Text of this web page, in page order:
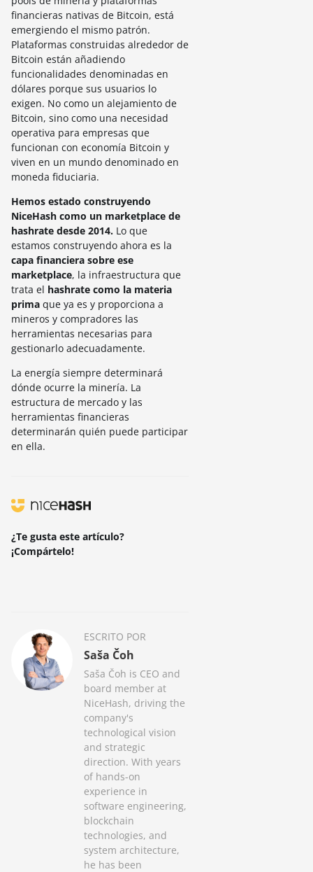
financieras nativas de Bitcoin, está
emergiendo el mismo patrón.
Plataformas construidas alrededor de
Bitcoin están añadiendo
funcionalidades denominadas en
dólares porque sus usuarios lo
exigen. No como un alejamiento de
Bitcoin, sino como una necesidad
operativa para empresas que
funcionan con economía Bitcoin y
viven en un mundo denominado en
moneda fiduciaria.
Hemos estado construyendo
NiceHash como un marketplace de
hashrate desde 2014. Lo que
estamos construyendo ahora es la
capa financiera sobre ese
marketplace, la infraestructura que
trata el hashrate como la materia
prima que ya es y proporciona a
mineros y compradores las
herramientas necesarias para
gestionarlo adecuadamente.
La energía siempre determinará
dónde ocurre la minería. La
estructura de mercado y las
herramientas financieras
determinarán quién puede participar
en ella.
¿Te gusta este artículo?
¡Compártelo!
ESCRITO POR
Saša Čoh
Saša Čoh is CEO and
board member at
NiceHash, driving the
company's
technological vision
and strategic
direction. With years
of hands-on
experience in
software engineering,
blockchain
technologies, and
system architecture,
he has been